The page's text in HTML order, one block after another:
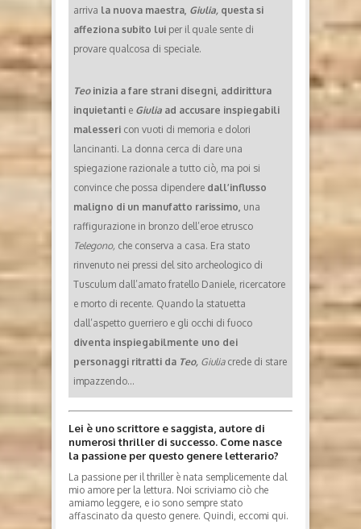
arriva la nuova maestra, Giulia, questa si
affeziona subito lui per il quale sente di
provare qualcosa di speciale.
Teoinizia a fare strani disegni, addirittura
inquietanti e Giulia ad accusare inspiegabili
malesseri con vuoti di memoria e dolori
lancinanti. La donna cerca di dare una
spiegazione razionale a tutto ciò, ma poi si
convince che possa dipendere dall’influsso
maligno di un manufatto rarissimo, una
raffigurazione in bronzo dell’eroe etrusco
Telegono, che conserva a casa. Era stato
rinvenuto nei pressi del sito archeologico di
Tusculum dall’amato fratello Daniele, ricercatore
e morto di recente. Quando la statuetta
dall’aspetto guerriero e gli occhi di fuoco
diventa inspiegabilmente uno dei
personaggi ritratti da Teo, Giuliacrede di stare
impazzendo…
Lei è uno scrittore e saggista, autore di
numerosi thriller di successo. Come nasce
la passione per questo genere letterario?
La passione per il thriller è nata semplicemente dal
mio amore per la lettura. Noi scriviamo ciò che
amiamo leggere, e io sono sempre stato
affascinato da questo genere. Quindi, eccomi qui.